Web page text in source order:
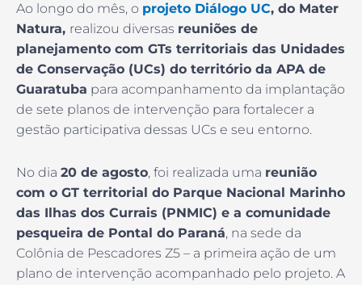
Ao longo do mês, o projeto Diálogo UC, do Mater
Natura, realizou diversas reuniões de
planejamento com GTs territoriais das Unidades
de Conservação (UCs) do território da APA de
Guaratuba para acompanhamento da implantação
de sete planos de intervenção para fortalecer a
gestão participativa dessas UCs e seu entorno.
No dia 20 de agosto, foi realizada uma reunião
com o GT territorial do Parque Nacional Marinho
das Ilhas dos Currais (PNMIC) e a comunidade
pesqueira de Pontal do Paraná, na sede da
Colônia de Pescadores Z5 – a primeira ação de um
plano de intervenção acompanhado pelo projeto. A